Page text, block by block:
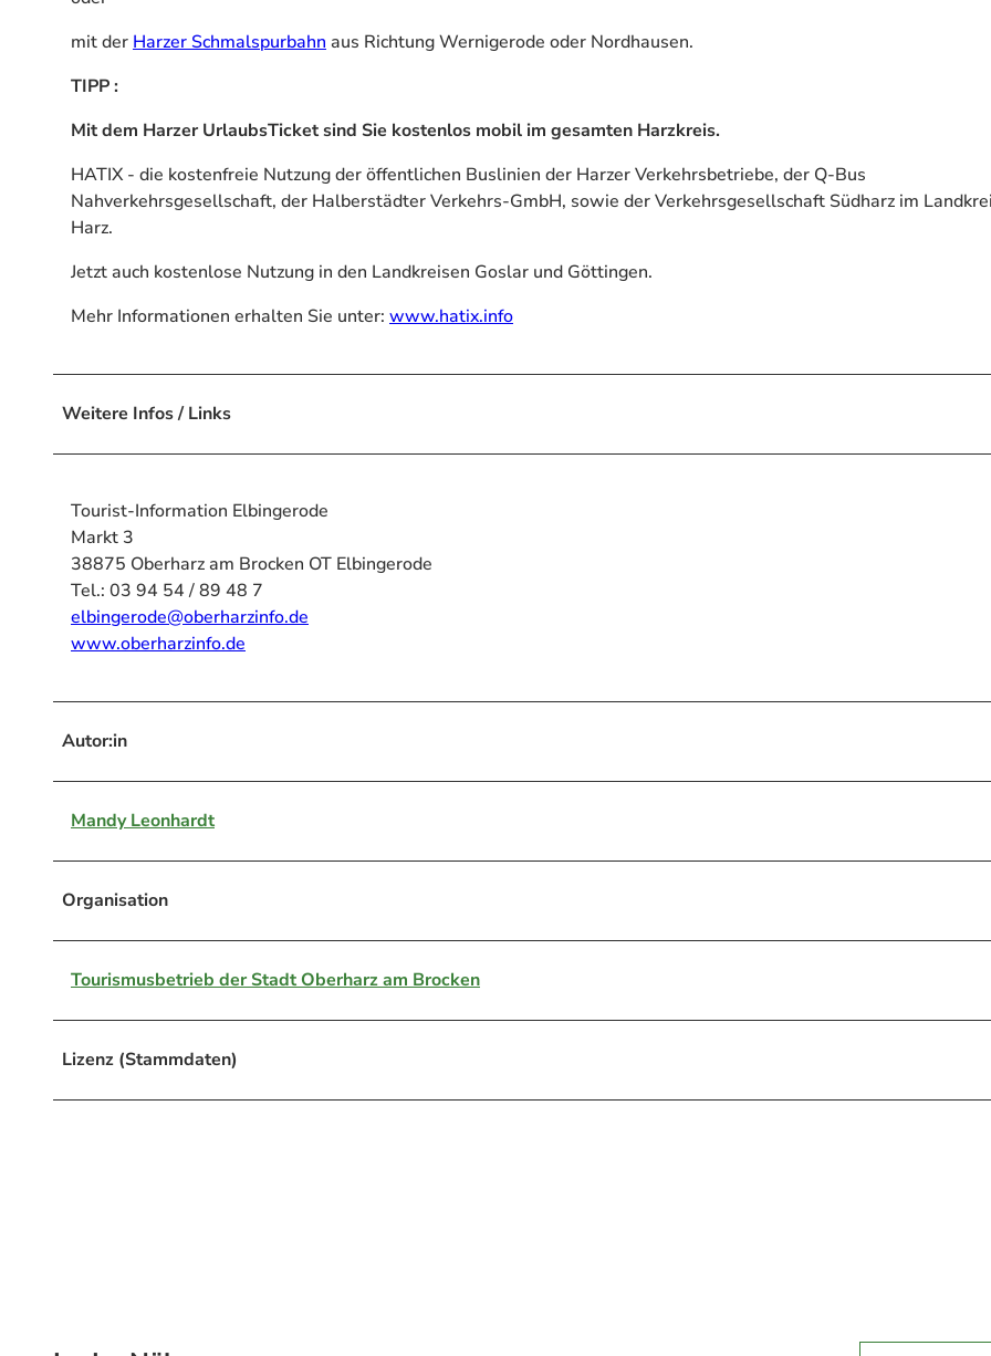
mit der Harzer Schmalspurbahn aus Richtung Wernigerode oder Nordhausen.
TIPP :
Mit dem Harzer UrlaubsTicket sind Sie kostenlos mobil im gesamten Harzkreis.
HATIX - die kostenfreie Nutzung der öffentlichen Buslinien der Harzer Verkehrsbetriebe, der Q-Bus
Nahverkehrsgesellschaft, der Halberstädter Verkehrs-GmbH, sowie der Verkehrsgesellschaft Südharz im
Harz.
Jetzt auch kostenlose Nutzung in den Landkreisen Goslar und Göttingen.
Mehr Informationen erhalten Sie unter: www.hatix.info
Weitere Infos / Links
Tourist-Information Elbingerode
Markt 3
38875 Oberharz am Brocken OT Elbingerode
Tel.: 03 94 54 / 89 48 7
elbingerode@oberharzinfo.de
www.oberharzinfo.de
Autor:in
Mandy Leonhardt
Organisation
Tourismusbetrieb der Stadt Oberharz am Brocken
Lizenz (Stammdaten)